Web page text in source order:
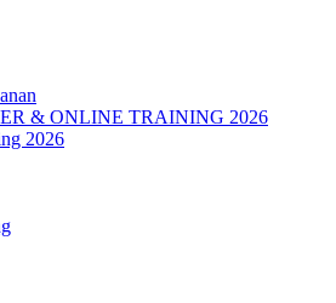
& ONLINE TRAINING 2026
2026